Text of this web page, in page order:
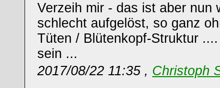
Verzeih mir - das ist aber nun
schlecht aufgelöst, so ganz
Tüten / Blütenkopf-Struktur
sein ...
2017/08/22 11:35 , Christoph